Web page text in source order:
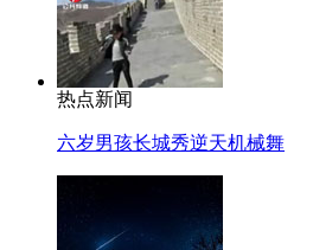
热点新闻
六岁男孩长城秀逆天机械舞